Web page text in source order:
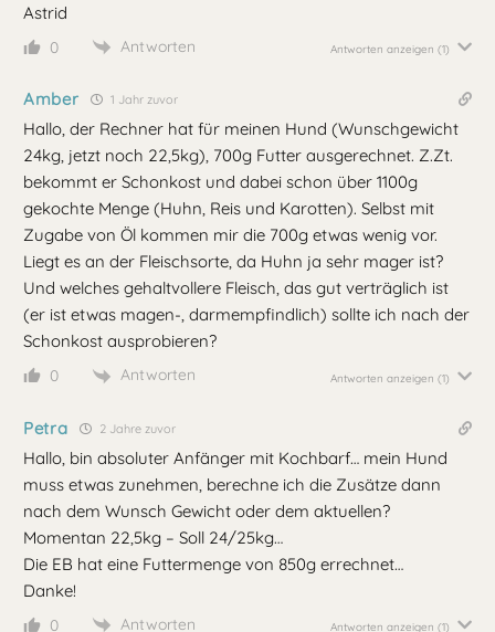
Astrid
0 Antworten Antworten anzeigen (1)
Amber 1 Jahr zuvor
Hallo, der Rechner hat für meinen Hund (Wunschgewicht
24kg, jetzt noch 22,5kg), 700g Futter ausgerechnet. Z.Zt.
bekommt er Schonkost und dabei schon über 1100g
gekochte Menge (Huhn, Reis und Karotten). Selbst mit
Zugabe von Öl kommen mir die 700g etwas wenig vor.
Liegt es an der Fleischsorte, da Huhn ja sehr mager ist?
Und welches gehaltvollere Fleisch, das gut verträglich ist
(er ist etwas magen-, darmempfindlich) sollte ich nach der
Schonkost ausprobieren?
0 Antworten Antworten anzeigen (1)
Petra 2 Jahre zuvor
Hallo, bin absoluter Anfänger mit Kochbarf… mein Hund
muss etwas zunehmen, berechne ich die Zusätze dann
nach dem Wunsch Gewicht oder dem aktuellen?
Momentan 22,5kg – Soll 24/25kg…
Die EB hat eine Futtermenge von 850g errechnet…
Danke!
0 Antworten Antworten anzeigen (1)